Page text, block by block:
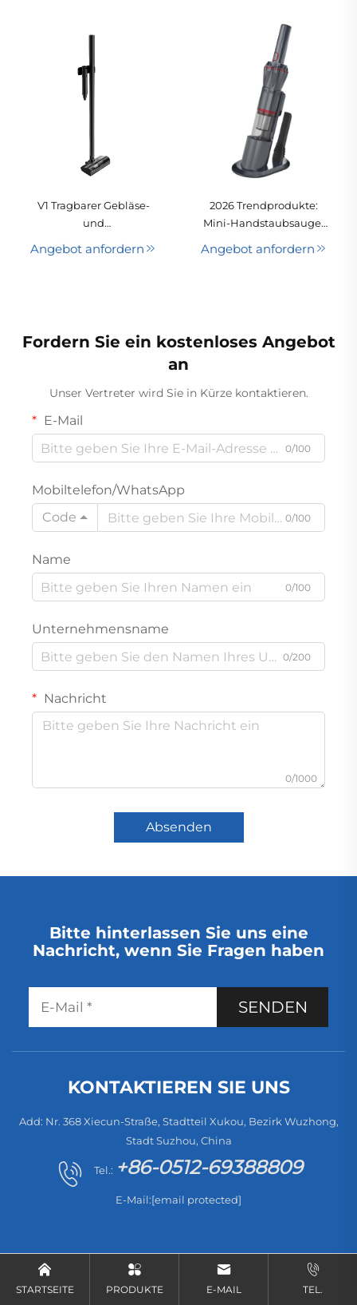
V1 Tragbarer Gebläse-
und
Angebot anfordern
2026 Trendprodukte:
Mini-Handstaubsauger
USB-/Netzadapter und
Produkt
Angebot anfordern
Fordern Sie ein kostenloses Angebot
an
Unser Vertreter wird Sie in Kürze kontaktieren.
E-Mail
0/100
Mobiltelefon/WhatsApp
Code
0/100
Name
0/100
Unternehmensname
0/200
Nachricht
0/1000
Absenden
Bitte hinterlassen Sie uns eine
Nachricht, wenn Sie Fragen haben
SENDEN
KONTAKTIEREN SIE UNS
Add: Nr. 368 Xiecun-Straße, Stadtteil Xukou, Bezirk Wuzhong,
Stadt Suzhou, China
Tel.: +86-0512-69388809
E-Mail:[email protected]
STARTSEITE PRODUKTE E-MAIL TEL.